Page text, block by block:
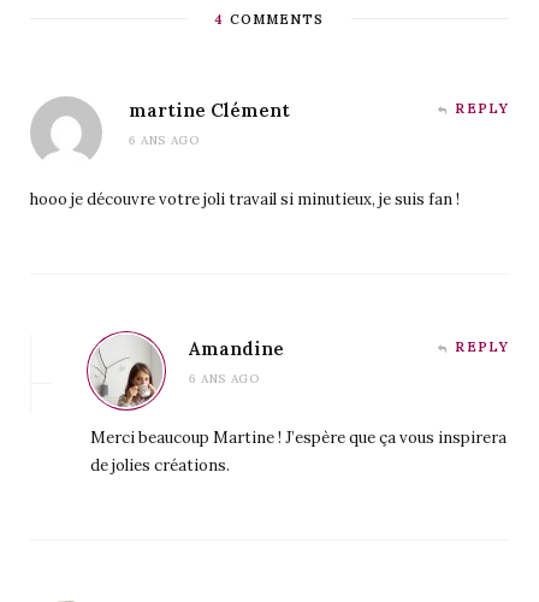
4 COMMENTS
martine Clément
6 ANS AGO
REPLY
hooo je découvre votre joli travail si minutieux, je suis fan !
Amandine
6 ANS AGO
REPLY
Merci beaucoup Martine ! J’espère que ça vous inspirera
de jolies créations.